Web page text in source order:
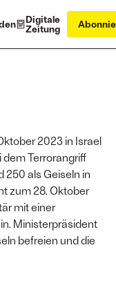
Digitale
Zeitung
2023 in Israel
dem Terrorangriff
250 als Geiseln in
zum 28. Oktober
mit einer
Ministerpräsident
befreien und die